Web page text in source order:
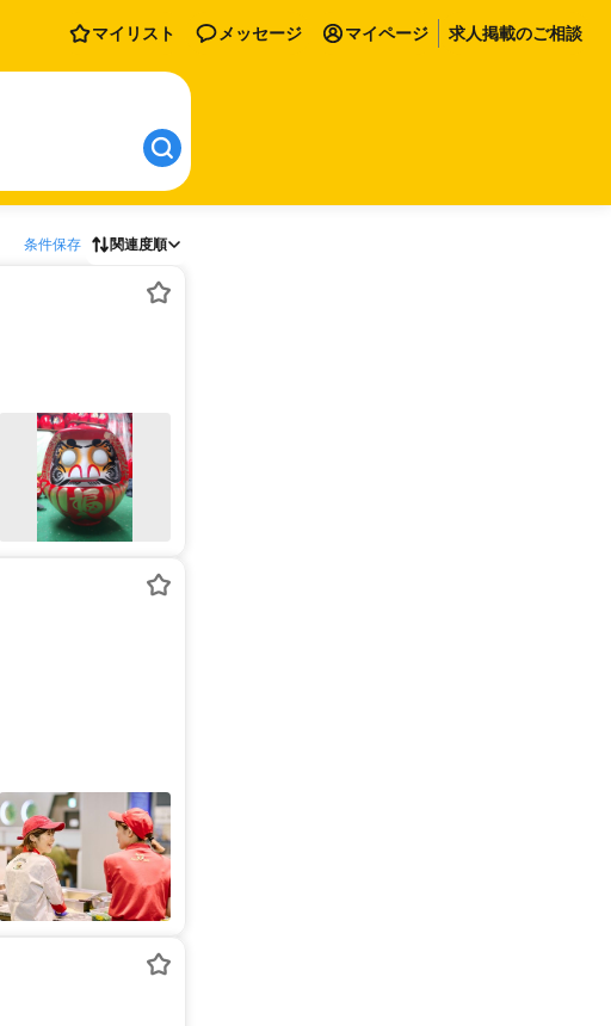
マイリスト メッセージ マイページ 求人掲載のご相談
条件保存 関連度順